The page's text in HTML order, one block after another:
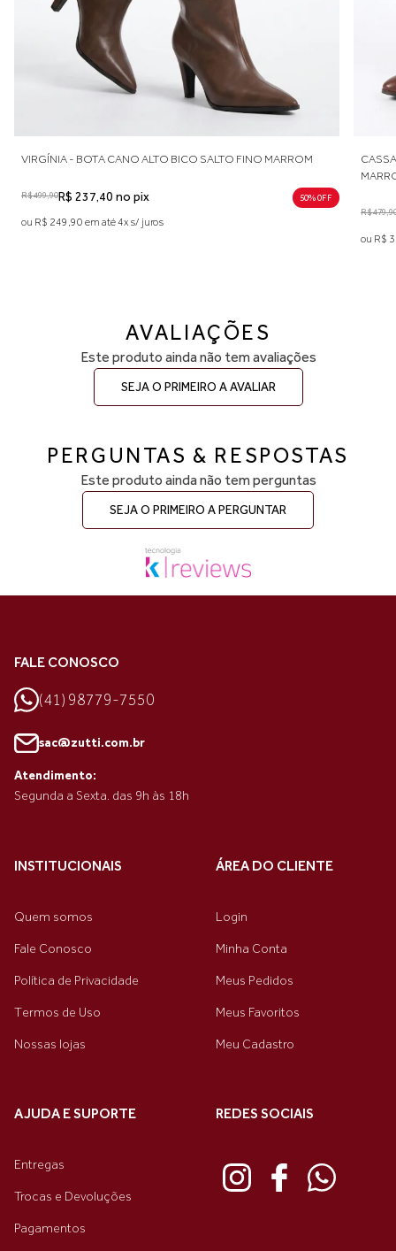
VIRGÍNIA - BOTA CANO ALTO BICO SALTO FINO MARROM
R$ 499,90R$ 237,40 no pix 50% 0FF
ou R$ 249,90 em até 4x s/ juros
R$
ou R$
AVALIAÇÕES
Este produto ainda não tem avaliações
SEJA O PRIMEIRO A AVALIAR
PERGUNTAS & RESPOSTAS
Este produto ainda não tem perguntas
SEJA O PRIMEIRO A PERGUNTAR
FALE CONOSCO
(41) 98779-7550
sac@zutti.com.br
Atendimento:
Segunda a Sexta. das 9h às 18h
INSTITUCIONAIS
Quem somos
Fale Conosco
Política de Privacidade
Termos de Uso
Nossas lojas
ÁREA DO CLIENTE
Login
Minha Conta
Meus Pedidos
Meus Favoritos
Meu Cadastro
AJUDA E SUPORTE
Entregas
Trocas e Devoluções
Pagamentos
REDES SOCIAIS